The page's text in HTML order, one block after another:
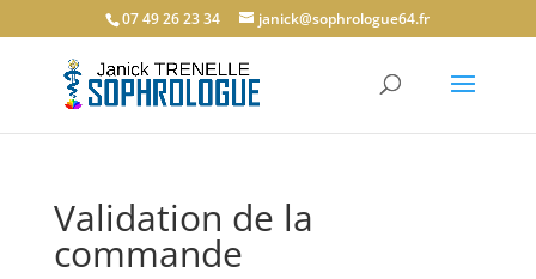
07 49 26 23 34 janick@sophrologue64.fr
Validation de la
commande